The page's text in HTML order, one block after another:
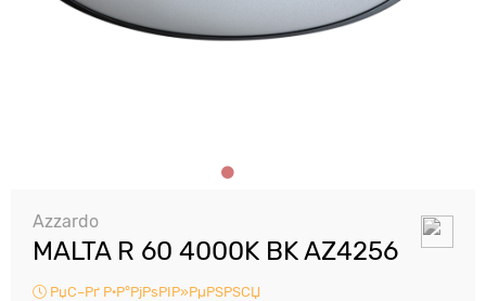
Azzardo
MALTA R 60 4000K BK AZ4256
РџС–Рґ Р·Р°РјРѕРІР»РµРЅРЅСЏ